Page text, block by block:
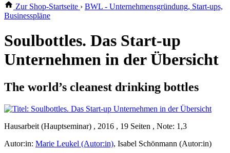
Zur Shop-Startseite › BWL - Unternehmensgründung, Start-ups,
Businesspläne
Soulbottles. Das Start-up
Unternehmen in der Übersicht
The world’s cleanest drinking bottles
Hausarbeit (Hauptseminar) , 2016 , 19 Seiten , Note: 1,3
Autor:in: Marie Leukel (Autor:in), Isabel Schönmann (Autor:in)